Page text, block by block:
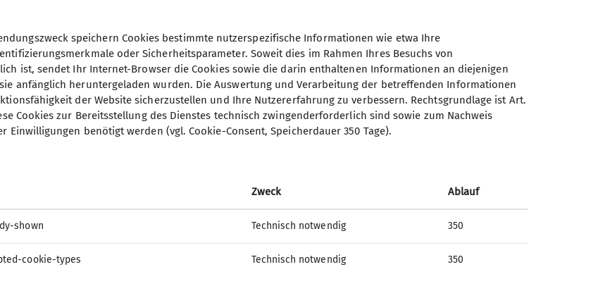
Sektion Nahegau des
Deutschen Alpenvereins e.V.
Telefon +4915123379397
speichern Cookies bestimmte nutzerspezifische Informationen wie etwa Ihre
oder Sicherheitsparameter. Soweit dies im Rahmen Ihres Besuchs von
ist, sendet Ihr Internet-Browser die Cookies sowie die darin enthaltenen Informationen an diejenigen
anfänglich heruntergeladen wurden. Die Auswertung und Verarbeitung der betreffenden Informationen
der Website sicherzustellen und Ihre Nutzererfahrung zu verbessern. Rechtsgrundlage ist Art.
Cookies zur Bereitsstellung des Dienstes technisch zwingenderforderlich sind sowie zum Nachweis
Einwilligungen benötigt werden (vgl. Cookie-Consent, Speicherdauer 350 Tage).
Zweck Ablauf
shown Technisch notwendig 350
cookie-types Technisch notwendig 350